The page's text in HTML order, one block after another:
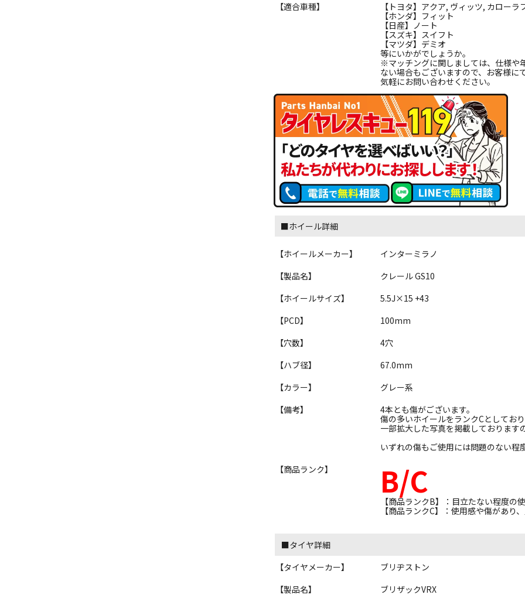
【適合車種】
【トヨタ】アクア, ヴィッツ, カローラ
【ホンダ】フィット
【日産】ノート
【スズキ】スイフト
【マツダ】デミオ
等にいかがでしょうか。
※マッチングに関しましては、仕様や
ない場合もございますので、お客様
気軽にお問い合わせください。
■ホイール詳細
【ホイールメーカー】
インターミラノ
【製品名】
クレール GS10
【ホイールサイズ】
5.5J×15 +43
【PCD】
100mm
【穴数】
4穴
【ハブ径】
67.0mm
【カラー】
グレー系
【備考】
4本とも傷がございます。
傷の多いホイールをランクCとしており
一部拡大した写真を掲載しております
いずれの傷もご使用には問題のない程
【商品ランク】
B/C
【商品ランクB】：目立たない程度の
【商品ランクC】：使用感や傷があり
■タイヤ詳細
【タイヤメーカー】
ブリヂストン
【製品名】
ブリザックVRX